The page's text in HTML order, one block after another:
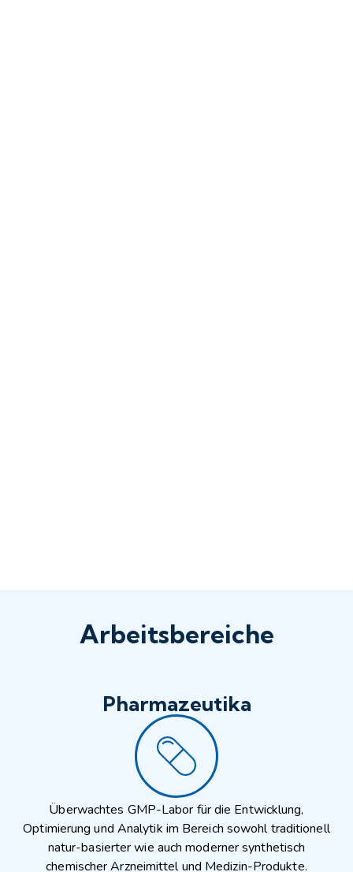
Arbeitsbereiche
Pharmazeutika
Überwachtes GMP-Labor für die Entwicklung,
Optimierung und Analytik im Bereich sowohl traditionell
natur-basierter wie auch moderner synthetisch
chemischer Arzneimittel und Medizin-Produkte.